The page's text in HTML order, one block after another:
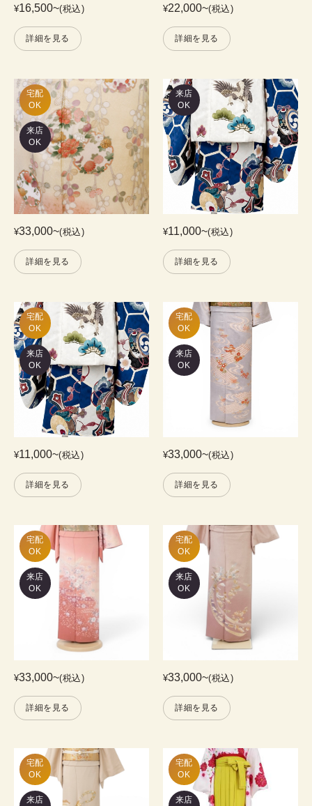
¥16,500~(税込)
詳細を見る
¥22,000~(税込)
詳細を見る
宅配
OK
来店
OK
¥33,000~(税込)
詳細を見る
来店
OK
¥11,000~(税込)
詳細を見る
宅配
OK
来店
OK
¥11,000~(税込)
詳細を見る
宅配
OK
来店
OK
¥33,000~(税込)
詳細を見る
宅配
OK
来店
OK
¥33,000~(税込)
詳細を見る
宅配
OK
来店
OK
¥33,000~(税込)
詳細を見る
宅配
OK
来店
宅配
OK
来店